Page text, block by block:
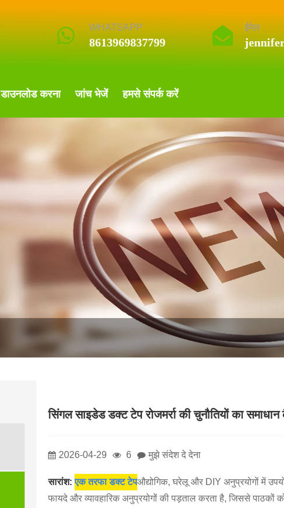
WHATSAPP
8613969837799
ईमेल
डाउनलोड करना जांच भेजें हमसे संपर्क करें
सिंगल साइडेड डक्ट टेप रोजमर्रा की चुनौतियों का
2026-04-29 6 मुझे संदेश दे देना
सारांश: एक तरफा डक्ट टेपऔद्योगिक, घरेलू और DIY अनुप्रयोगों में
फायदे और व्यावहारिक अनुप्रयोगों की पड़ताल करता है, जिससे पाठकों